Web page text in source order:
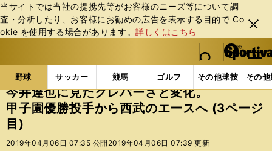
当サイトでは当社の提携先等がお客様のニーズ等について調
査・分析したり、お客様にお勧めの広告を表⽰する⽬的で Co
okie を使⽤する場合があります。詳しくはこちら
閉じ
る
web Sportiva (webスポルティーバ)
検索
マイペ
ー
ジ
メニュ
野球 サッカー 競馬 ゴルフ その他球技 その
b
ス
ポ
ル
テ
ー
野球の記事一覧 プロ野球 今井達也に見たクレバー
今井達也に見たクレバーさと変化。
甲子園優勝投手から西武のエースへ (3ページ
目)
2019年04月06日 07:35 公開 2019年04月06日 07:39 更新